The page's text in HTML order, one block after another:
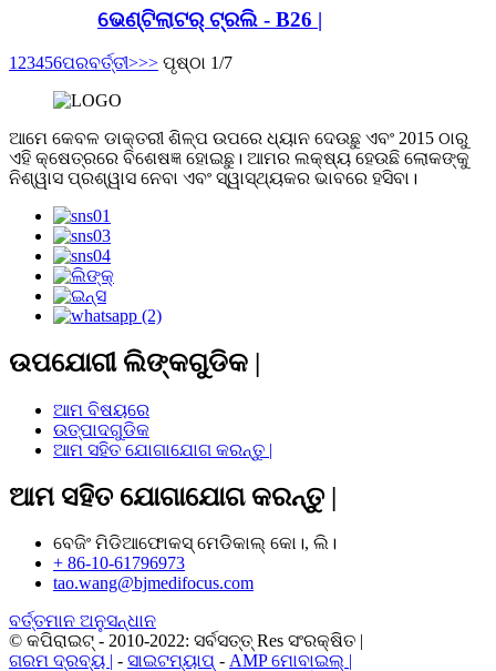
ଭେଣ୍ଟିଲାଟର୍ ଟ୍ରଲି - B26 |
1 23456ପରବର୍ତ୍ତୀ>>> ପୃଷ୍ଠା 1/7
ଆମେ କେବଳ ଡାକ୍ତରୀ ଶିଳ୍ପ ଉପରେ ଧ୍ୟାନ ଦେଉଛୁ ଏବଂ 2015 ଠାରୁ
ଏହି କ୍ଷେତ୍ରରେ ବିଶେଷଜ୍ଞ ହୋଇଛୁ। ଆମର ଲକ୍ଷ୍ୟ ହେଉଛି ଲୋକଙ୍କୁ
ନିଶ୍ୱାସ ପ୍ରଶ୍ୱାସ ନେବା ଏବଂ ସ୍ୱାସ୍ଥ୍ୟକର ଭାବରେ ହସିବା।
ଉପଯୋଗୀ ଲିଙ୍କଗୁଡିକ |
ଆମ ବିଷୟରେ
ଉତ୍ପାଦଗୁଡିକ
ଆମ ସହିତ ଯୋଗାଯୋଗ କରନ୍ତୁ |
ଆମ ସହିତ ଯୋଗାଯୋଗ କରନ୍ତୁ |
ବେଜିଂ ମିଡିଆଫୋକସ୍ ମେଡିକାଲ୍ କୋ।, ଲି।
+ 86-10-61796973
tao.wang@bjmedifocus.com
ବର୍ତ୍ତମାନ ଅନୁସନ୍ଧାନ
© କପିରାଇଟ୍ - 2010-2022: ସର୍ବସତ୍ତ୍ Res ସଂରକ୍ଷିତ |
ଗରମ ଦ୍ରବ୍ୟ | - ସାଇଟମ୍ୟାପ୍ - AMP ମୋବାଇଲ୍ |